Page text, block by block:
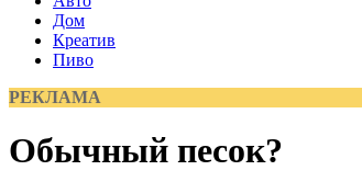
Дом
Креатив
Пиво
РЕКЛАМА
Обычный песок?